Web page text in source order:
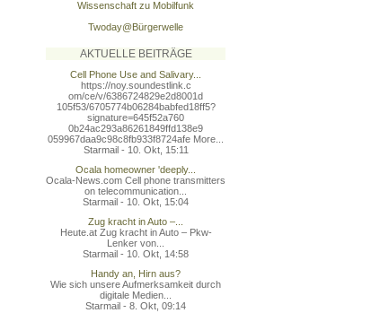
Wissenschaft zu Mobilfunk
Twoday@Bürgerwelle
AKTUELLE BEITRÄGE
Cell Phone Use and Salivary...
https://noy.soundestlink.c
om/ce/v/6386724829e2d8001d
105f53/6705774b06284babfed18ff5?
signature=645f52a760
0b24ac293a86261849ffd138e9
059967daa9c98c8fb933f8724afe More...
Starmail - 10. Okt, 15:11
Ocala homeowner 'deeply...
Ocala-News.com Cell phone transmitters
on telecommunication...
Starmail - 10. Okt, 15:04
Zug kracht in Auto –...
Heute.at Zug kracht in Auto – Pkw-
Lenker von...
Starmail - 10. Okt, 14:58
Handy an, Hirn aus?
Wie sich unsere Aufmerksamkeit durch
digitale Medien...
Starmail - 8. Okt, 09:14